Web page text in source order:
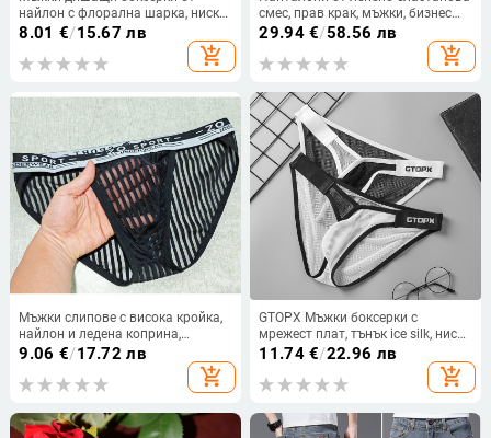
найлон с флорална шарка, ниска
талия, съдържание 90–95%
8.01 €/15.67 лв
add_shopping_cart
смес, прав крак, мъжки, бизнес
формал
29.94€/58.56 лв
add_shopping_cart
Мъжки слипове с висока кройка,
найлон и ледена коприна,
стъклени ленти, мек и удобен,
9.06 €/17.72 лв
add_shopping_cart
GTOPX Мъжки боксерки с
мрежест плат, тънък ice silk, ниска
талия, дишащи, прозрачен
11.74€/22.96 лв
add_shopping_cart